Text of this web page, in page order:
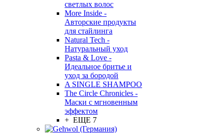
светлых волос
More Inside -
Авторские продукты
для стайлинга
Natural Tech -
Натуральный уход
Pasta & Love -
Идеальное бритье и
уход за бородой
A SINGLE SHAMPOO
The Circle Chronicles -
Маски с мгновенным
эффектом
+ ЕЩЕ 7